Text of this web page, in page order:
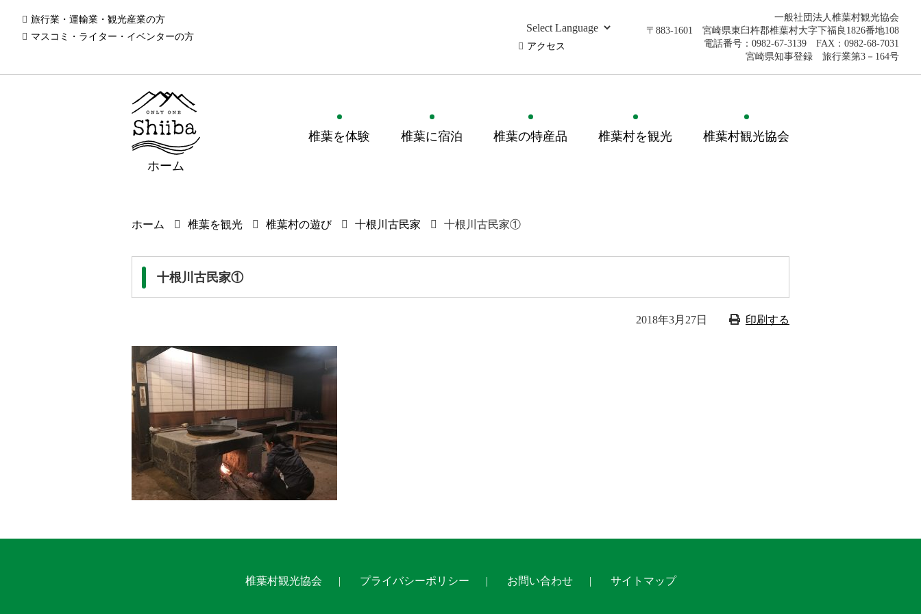
旅行業・運輸業・観光産業の方
マスコミ・ライター・イベンターの方
アクセス
一般社団法人椎葉村観光協会
〒883-1601 宮崎県東臼杵郡椎葉村大字下福良1826番地108
電話番号：0982-67-3139 FAX：0982-68-7031
宮崎県知事登録 旅行業第3－164号
ホーム
椎葉を体験 椎葉に宿泊 椎葉の特産品 椎葉村を観光 椎葉村観光協会
ホーム 椎葉を観光 椎葉村の遊び 十根川古民家 十根川古民家①
十根川古民家①
2018年3月27日 印刷する
椎葉村観光協会 プライバシーポリシー お問い合わせ サイトマップ